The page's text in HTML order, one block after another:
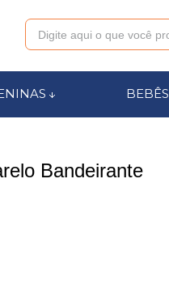
BEBÊS
Bandeirante